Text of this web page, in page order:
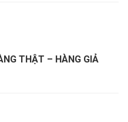
THẬT – HÀNG GIẢ